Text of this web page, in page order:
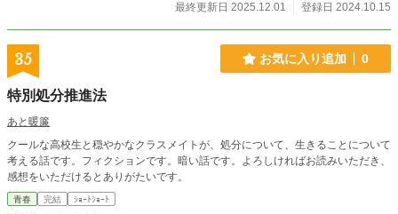
最終更新日 2025.12.01
登録日 2024.10.15
35 お気に入り追加 0
特別処分推進法
あと暖簾
クールな高校生と穏やかなクラスメイトが、処分について、生きることについて
考える話です。フィクションです。暗い話です。よろしければお読みいただき、
感想をいただけるとありがたいです。
青春 完結 ｼｮｰﾄｼｮｰﾄ